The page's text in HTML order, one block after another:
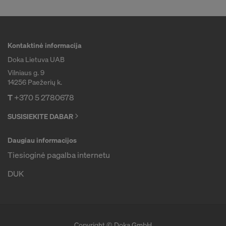
Kontaktinė informacija
Doka Lietuva UAB
Vilniaus g. 9
14256 Paežerių k.
T+370 5 2780678
SUSISIEKITE DABAR
Daugiau informacijos
Tiesioginė pagalba internetu
DUK
DUOMENIS JUNGTINĖMS AMERIKOS